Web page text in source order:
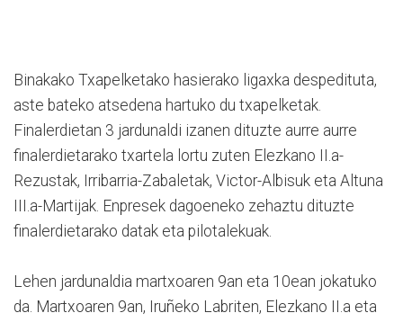
Binakako Txapelketako hasierako ligaxka despedituta,
aste bateko atsedena hartuko du txapelketak.
Finalerdietan 3 jardunaldi izanen dituzte aurre aurre
finalerdietarako txartela lortu zuten Elezkano II.a-
Rezustak, Irribarria-Zabaletak, Victor-Albisuk eta Altuna
III.a-Martijak. Enpresek dagoeneko zehaztu dituzte
finalerdietarako datak eta pilotalekuak.
Lehen jardunaldia martxoaren 9an eta 10ean jokatuko
da. Martxoaren 9an, Iruñeko Labriten, Elezkano II.a eta